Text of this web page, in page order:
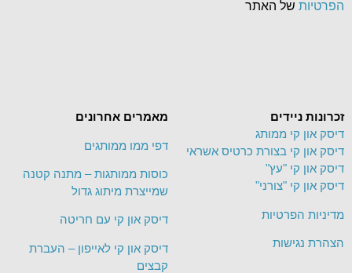
מאמרים אחרונים
דפי ממו ממותגים
כוסות ממותגות – מתנה קטנה
שמייצרת מיתוג גדול
דיסק און קי עם חריטה
דיסק און קי לאייפון – העברת
קבצים
זכרונות ניידים
דיסק און קי ממותג
דיסק און קי בצורת כרטיס אשראי
דיסק און קי "עץ"
דיסק און קי "צורני"
מדיניות הפרטיות
הצהרת נגישות
הפרטיות של האתר